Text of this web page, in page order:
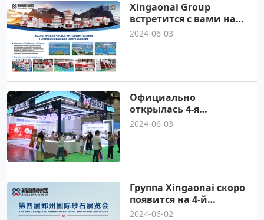
Xingaonai Group
встретится с вами на
российской выставке
2024-06-03
Официально
открылась 4-я
Китайская
2024-06-03
Группа Xingaonai скоро
появится на 4-й
Китайской
2024-06-02